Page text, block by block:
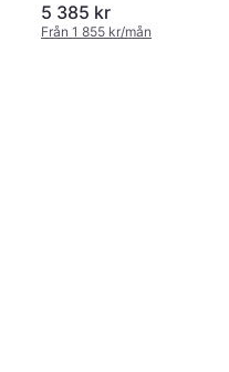
5 385 kr
Från 1 855 kr/mån